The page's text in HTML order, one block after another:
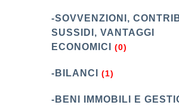
-SOVVENZIONI,
SUSSIDI, VANTAGGI
ECONOMICI
(0)
-BILANCI (1)
-BENI IMMOBILI E